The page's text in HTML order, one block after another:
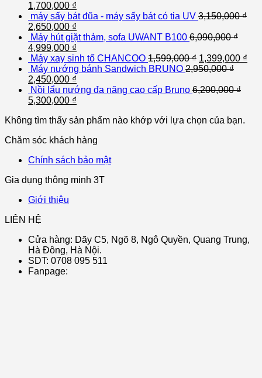
1,700,000 ₫
máy sấy bát đũa - máy sấy bát có tia UV 3,150,000₫
2,650,000 ₫
Máy hút giặt thảm, sofa UWANT B100 6,090,000₫
4,999,000 ₫
Máy xay sinh tố CHANCOO 1,599,000₫ 1,399,000 ₫
Máy nướng bánh Sandwich BRUNO 2,950,000₫
2,450,000 ₫
Nồi lẩu nướng đa năng cao cấp Bruno 6,200,000₫
5,300,000 ₫
Không tìm thấy sản phẩm nào khớp với lựa chọn của bạn.
Chăm sóc khách hàng
Chính sách bảo mật
Gia dụng thông minh 3T
Giới thiệu
LIÊN HỆ
Cửa hàng: Dãy C5, Ngõ 8, Ngô Quyền, Quang Trung,
Hà Đông, Hà Nội.
SDT: 0708 095 511
Fanpage: